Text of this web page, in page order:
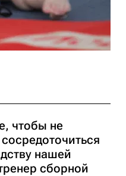
чтобы не
нашей
сборной